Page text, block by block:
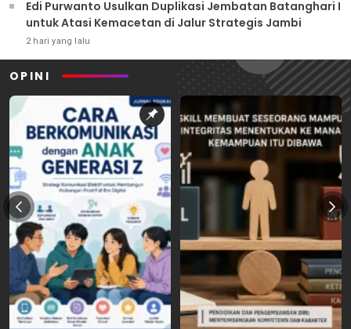
Edi Purwanto Usulkan Duplikasi Jembatan Batanghari I
untuk Atasi Kemacetan di Jalur Strategis Jambi
2 hari yang lalu
OPINI